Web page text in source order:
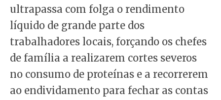
ultrapassa com folga o rendimento
líquido de grande parte dos
trabalhadores locais, forçando os chefes
de família a realizarem cortes severos
no consumo de proteínas e a recorrerem
ao endividamento para fechar as contas